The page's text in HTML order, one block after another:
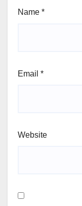
Name *
Email *
Website